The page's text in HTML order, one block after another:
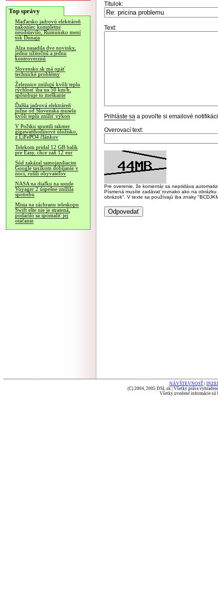
Top správy
Maďarsko jadrovú elektráreň
nakoniec kompletne
neodstavilo, Rumunsko mení
tok Dunaja
Alza nasadila dve novinky,
jednu užitočnú a jednu
kontroverznú
Slovensko.sk má opäť
technické problémy
Železnice znižujú kvôli teplu
rýchlosť iba na 50 km/h,
spôsobuje to meškanie
Ďalšia jadrová elektráreň
južne od Slovenska musela
kvôli teplu znížiť výkon
V Poľsku spustili takmer
gigawatthodinové úložisko,
z LiFePO4 článkov
Telekom pridal 12 GB balík
pre Easy, chce zaň 12 eur
Súd zakázal samojazdiacim
Google taxíkom dobíjanie v
noci, rušili obyvateľov
NASA na diaľku na sonde
Voyager 2 úspešne znížila
spotrebu
Misia na záchranu teleskopu
Swift ešte nie je stratená,
podarilo sa spomaliť jej
otáčanie
Titulok:
Text:
Prihláste sa a povoľte si emailové
Overovací text:
Pre overenie, že komentár sa nepridáva
Písmená musíte zadávať rovnako ako na
obrázok". V texte sa používajú iba znaky
NÁVŠTEVNOSŤ
(C) 2004, 2005 DSL.sk | Všetky práva
Všetky uvedené informácie sú